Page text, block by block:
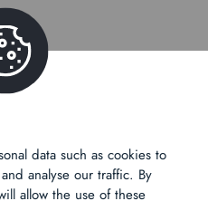
data such as cookies to
analyse our traffic. By
allow the use of these